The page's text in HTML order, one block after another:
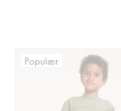
Populær